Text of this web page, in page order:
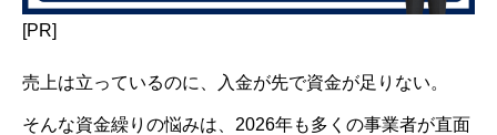
[PR]
売上は立っているのに、入金が先で資金が足りない。
そんな資金繰りの悩みは、2026年も多くの事業者が直面